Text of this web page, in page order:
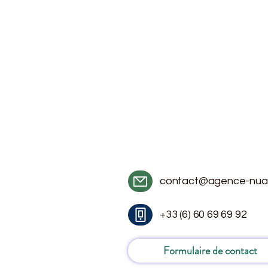
contact@agence-
+33 (6) 60 69 69 92
Formulaire de contact